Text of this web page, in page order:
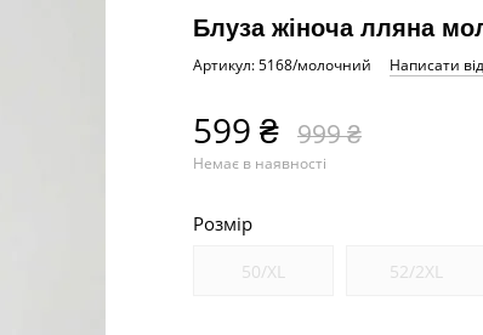
Блуза жіноча лляна
Артикул: 5168/молочний Написати
599 ₴ 999 ₴
Немає в наявності
Розмір
50/XL 52/2XL